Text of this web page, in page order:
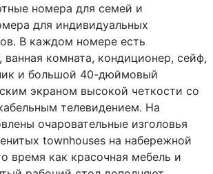
номера для семей и
для индивидуальных
В каждом номере есть
ванная комната, кондиционер, сейф,
и большой 40-дюймовый
экраном высокой четкости со
телевидением. На
очаровательные изголовья
townhouses на набережной
время как красочная мебель и